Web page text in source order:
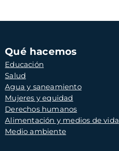
Qué hacemos
Educación
Salud
Agua y saneamiento
Mujeres y equidad
Derechos humanos
Alimentación y medios de vida
Medio ambiente